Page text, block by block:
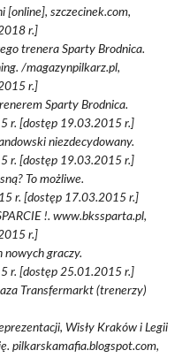
[online], szczecinek.com,
r.]
trenera Sparty Brodnica.
/magazynpilkarz.pl,
r.]
Sparty Brodnica.
r. [dostęp 19.03.2015 r.]
niezdecydowany.
r. [dostęp 19.03.2015 r.]
To możliwe.
r. [dostęp 17.03.2015 r.]
!. www.bkssparta.pl,
r.]
nowych graczy.
r. [dostęp 25.01.2015 r.]
Transfermarkt (trenerzy)
Wisły Kraków i Legii
pilkarskamafia.blogspot.com,